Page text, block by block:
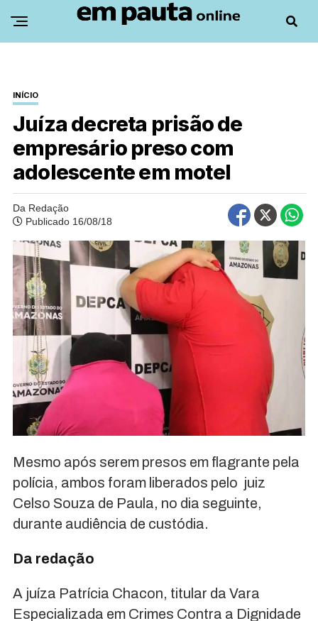
INÍCIO
Juíza decreta prisão de
empresário preso com
adolescente em motel
Da Redação
Publicado 16/08/18
Mesmo após serem presos em flagrante pela
polícia, ambos foram liberados pelo juiz
Celso Souza de Paula, no dia seguinte,
durante audiência de custódia.
Da redação
A juíza Patrícia Chacon, titular da Vara
Especializada em Crimes Contra a Dignidade